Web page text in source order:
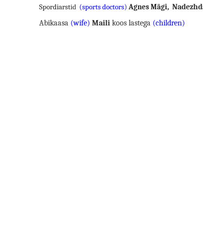
Spordiarstid (sports doctors) Agnes Mägi,
Abikaasa (wife) Maili koos lastega (children)